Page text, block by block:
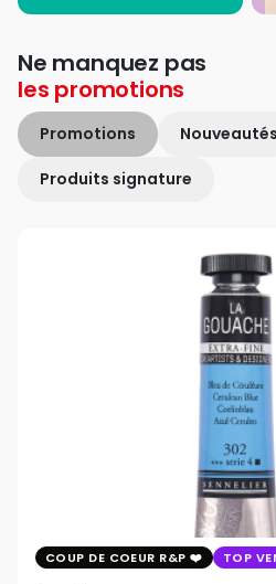
Ne manquez pas
les promotions
Promotions Nouveautés
Produits signature
COUP DE COEUR R&P TOP